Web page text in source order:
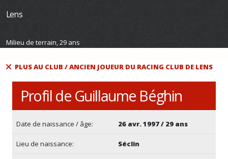
Lens
Milieu de terrain, 29 ans
PLUS AU CLUB / ANCIEN JOUEUR DU RACING CLUB DE LENS
Profil de Guillaume Béghin
Date de naissance / âge: 26 avr. 1997 / 29 ans
Lieu de naissance: Séclin